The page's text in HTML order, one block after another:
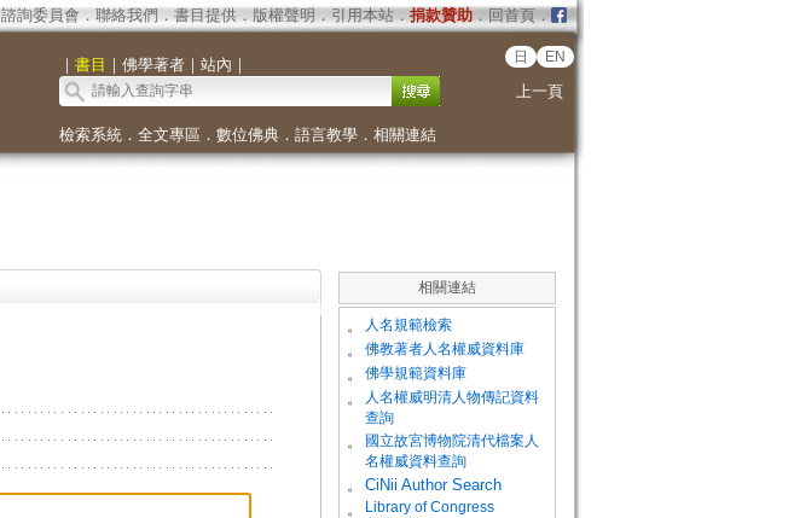
諮詢委員會． 聯絡我們 ． 書目提供． 版權聲明 ． 引用本站． 捐款贊助．回首頁．
｜ 書目 ｜ 佛學著者｜ 站內 ｜ 日 EN
上一頁
檢索系統． 全文專區 ． 數位佛典． 語言教學． 相關連結
相關連結
。 人名規範檢索
。 佛教著者人名權威資料庫
。 佛學規範資料庫
。
人名權威明清人物傳記資料
查詢
。
國立故宮博物院清代檔案人
名權威資料查詢
。
CiNii Author Search
。
Library of Congress